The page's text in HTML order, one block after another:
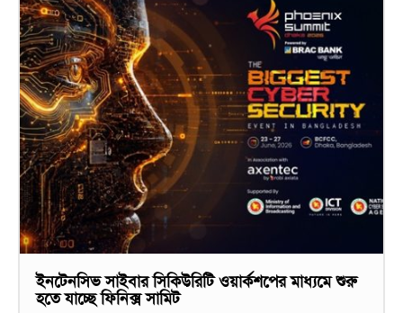
ইনটেনসিভ সাইবার সিকিউরিটি ওয়ার্কশপের মাধ্যমে শুরু
হতে যাচ্ছে ফিনিক্স সামিট